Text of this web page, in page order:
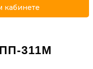
кабинете
311М